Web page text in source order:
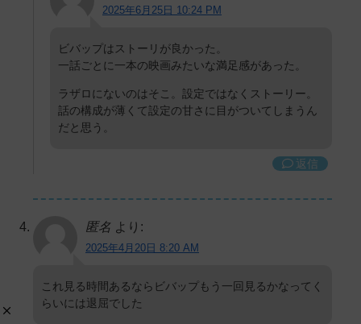
2025年6月25日 10:24 PM
ビバップはストーリが良かった。
一話ごとに一本の映画みたいな満足感があった。
ラザロにないのはそこ。設定ではなくストーリー。
話の構成が薄くて設定の甘さに目がついてしまうん
だと思う。
返信
匿名 より:
2025年4月20日 8:20 AM
これ見る時間あるならビバップもう一回見るかなってく
らいには退屈でした